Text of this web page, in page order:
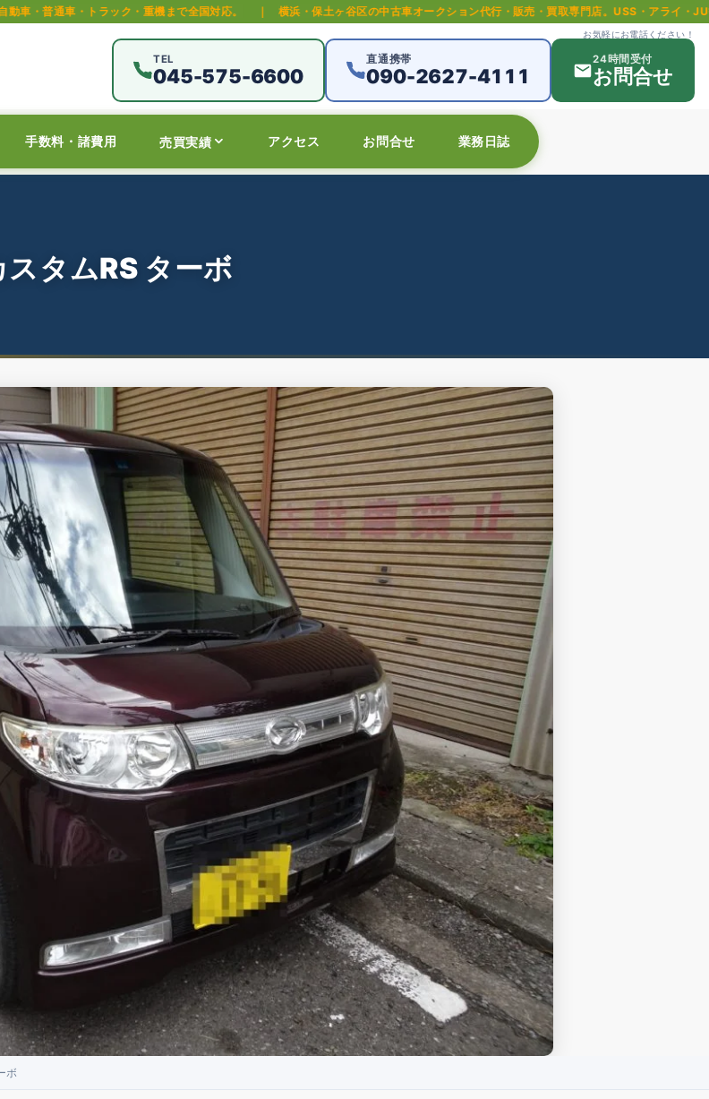
・重機まで全国対応。｜横浜・保土ヶ谷区の中古車オークション代行・販売・買取専門店。USS・アライ・JU等全国主要オークシ
お気軽にお電話ください！
TEL
045-575-6600
直通携帯
090-2627-4111
24時間受付
お問合せ
手数料・諸費用 売買実績 アクセス お問合せ 業務日誌
スタムRS ターボ
ボ